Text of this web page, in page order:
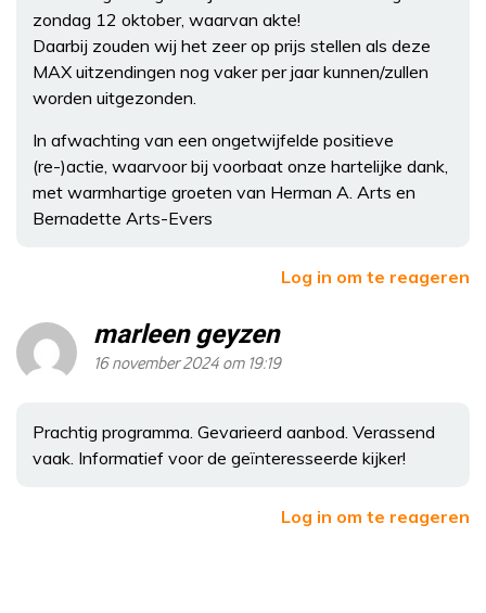
zondag 12 oktober, waarvan akte!
Daarbij zouden wij het zeer op prijs stellen als deze
MAX uitzendingen nog vaker per jaar kunnen/zullen
worden uitgezonden.
In afwachting van een ongetwijfelde positieve
(re-)actie, waarvoor bij voorbaat onze hartelijke dank,
met warmhartige groeten van Herman A. Arts en
Bernadette Arts-Evers
Log in om te reageren
marleen geyzen
16 november 2024 om 19:19
Prachtig programma. Gevarieerd aanbod. Verassend
vaak. Informatief voor de geïnteresseerde kijker!
Log in om te reageren